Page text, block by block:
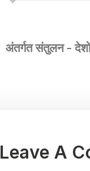
अंतर्गत संतुलन -
Leave A